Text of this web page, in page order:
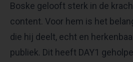
Boske gelooft sterk in de
content. Voor hem is het
die hij deelt, echt en
publiek. Dit heeft DAY1